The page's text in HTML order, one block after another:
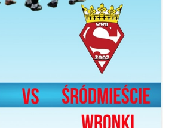
nasze treści w postaci
komunikatów mediów